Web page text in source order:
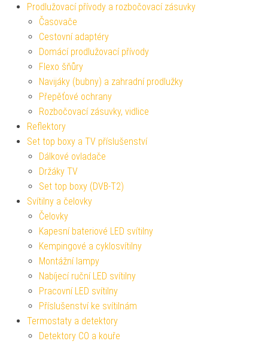
Prodlužovací přívody a rozbočovací zásuvky
Časovače
Cestovní adaptéry
Domácí prodlužovací přívody
Flexo šňůry
Navijáky (bubny) a zahradní prodlužky
Přepěťové ochrany
Rozbočovací zásuvky, vidlice
Reflektory
Set top boxy a TV příslušenství
Dálkové ovladače
Držáky TV
Set top boxy (DVB-T2)
Svítilny a čelovky
Čelovky
Kapesní bateriové LED svítilny
Kempingové a cyklosvítilny
Montážní lampy
Nabíjecí ruční LED svítilny
Pracovní LED svítilny
Příslušenství ke svítilnám
Termostaty a detektory
Detektory CO a kouře